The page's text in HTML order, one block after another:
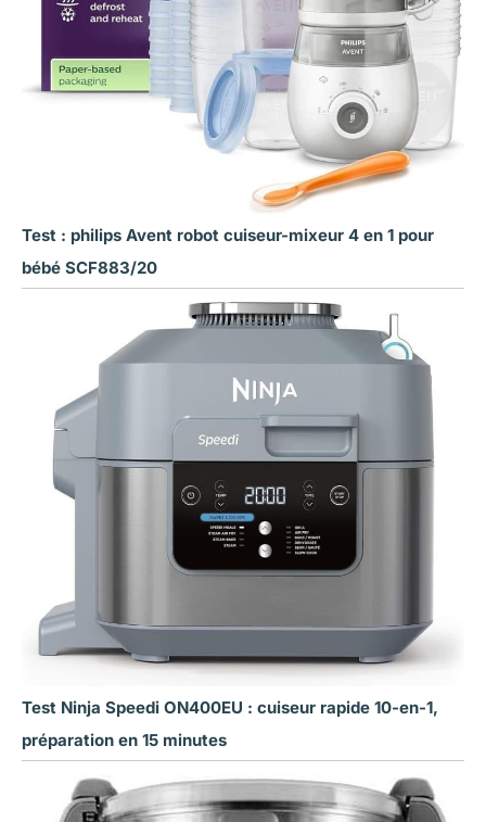
Test : philips Avent robot cuiseur-mixeur 4 en 1 pour
bébé SCF883/20
Test Ninja Speedi ON400EU : cuiseur rapide 10-en-1,
préparation en 15 minutes